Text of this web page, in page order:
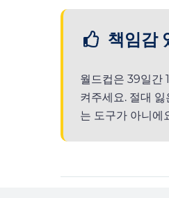
책임감
월드컵은 39일간
켜주세요. 절대
는 도구가 아니에